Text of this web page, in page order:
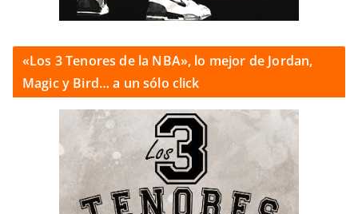
«Los 3 Tenores de la NBA», lo mejor de Jordan,
Magic y Bird… a un sólo click